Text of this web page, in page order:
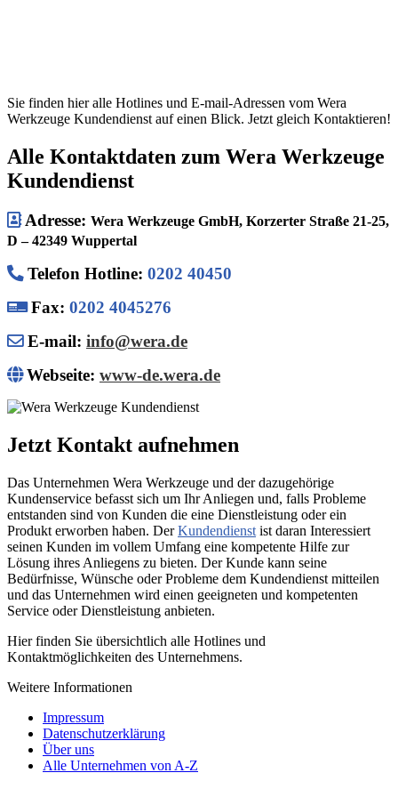
Sie finden hier alle Hotlines und E-mail-Adressen vom Wera
Werkzeuge Kundendienst auf einen Blick. Jetzt gleich Kontaktieren!
Alle Kontaktdaten zum Wera Werkzeuge
Kundendienst
Adresse: Wera Werkzeuge GmbH, Korzerter Straße 21-25,
D – 42349 Wuppertal
Telefon Hotline: 0202 40450
Fax: 0202 4045276
E-mail: info@wera.de
Webseite: www-de.wera.de
Jetzt Kontakt aufnehmen
Das Unternehmen Wera Werkzeuge und der dazugehörige
Kundenservice befasst sich um Ihr Anliegen und, falls Probleme
entstanden sind von Kunden die eine Dienstleistung oder ein
Produkt erworben haben. DerKundendienst ist daran Interessiert
seinen Kunden im vollem Umfang eine kompetente Hilfe zur
Lösung ihres Anliegens zu bieten. Der Kunde kann seine
Bedürfnisse, Wünsche oder Probleme dem Kundendienst mitteilen
und das Unternehmen wird einen geeigneten und kompetenten
Service oder Dienstleistung anbieten.
Hier finden Sie übersichtlich alle Hotlines und
Kontaktmöglichkeiten des Unternehmens.
Weitere Informationen
Impressum
Datenschutzerklärung
Über uns
Alle Unternehmen von A-Z